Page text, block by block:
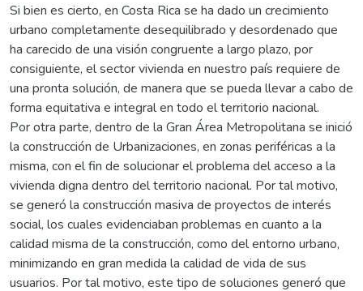
Si bien es cierto, en Costa Rica se ha dado un crecimiento
urbano completamente desequilibrado y desordenado que
ha carecido de una visión congruente a largo plazo, por
consiguiente, el sector vivienda en nuestro país requiere de
una pronta solución, de manera que se pueda llevar a cabo de
forma equitativa e integral en todo el territorio nacional.
Por otra parte, dentro de la Gran Área Metropolitana se inició
la construcción de Urbanizaciones, en zonas periféricas a la
misma, con el fin de solucionar el problema del acceso a la
vivienda digna dentro del territorio nacional. Por tal motivo,
se generó la construcción masiva de proyectos de interés
social, los cuales evidenciaban problemas en cuanto a la
calidad misma de la construcción, como del entorno urbano,
minimizando en gran medida la calidad de vida de sus
usuarios. Por tal motivo, este tipo de soluciones generó que